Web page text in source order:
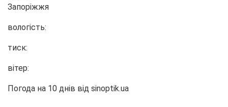
Запоріжжя
вологість:
тиск:
вітер:
Погода на 10 днів від sinoptik.ua